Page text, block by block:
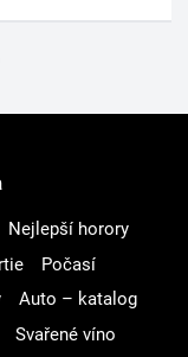
Nejlepší horory
Počasí
Auto – katalog
Svařené víno